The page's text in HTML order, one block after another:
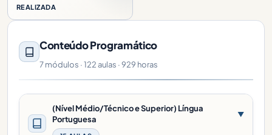
REALIZADA
Conteúdo Programático
7 módulos · 122 aulas · 929 horas
(Nível Médio/Técnico e Superior) Língua
Portuguesa
▼